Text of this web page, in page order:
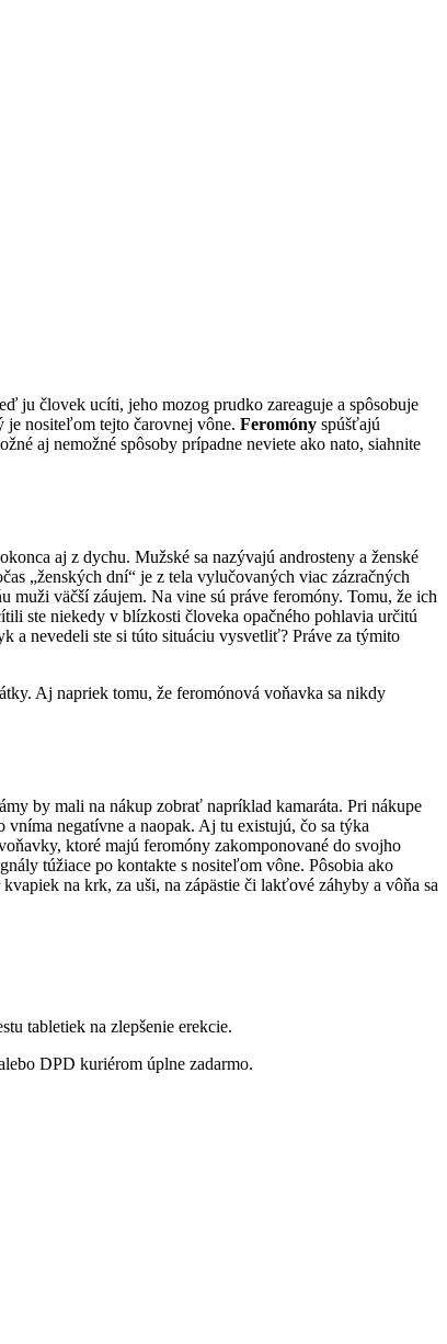
ju človek ucíti, jeho mozog prudko zareaguje a spôsobuje
nositeľom tejto čarovnej vône. Feromóny spúšťajú
aj nemožné spôsoby prípadne neviete ako nato, siahnite
aj z dychu. Mužské sa nazývajú androsteny a ženské
„ženských dní“ je z tela vylučovaných viac zázračných
muži väčší záujem. Na vine sú práve feromóny. Tomu, že ich
ste niekedy v blízkosti človeka opačného pohlavia určitú
a nevedeli ste si túto situáciu vysvetliť? Práve za týmito
Aj napriek tomu, že feromónová voňavka sa nikdy
by mali na nákup zobrať napríklad kamaráta. Pri nákupe
negatívne a naopak. Aj tu existujú, čo sa týka
ktoré majú feromóny zakomponované do svojho
túžiace po kontakte s nositeľom vône. Pôsobia ako
na krk, za uši, na zápästie či lakťové záhyby a vôňa sa
tabletiek na zlepšenie erekcie.
DPD kuriérom úplne zadarmo.